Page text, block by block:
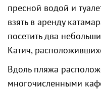
пресной водой и
взять в аренду
посетить два
Катич,
Вдоль пляжа
многочисленными